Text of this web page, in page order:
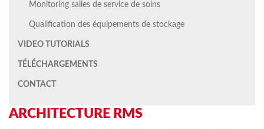
Monitoring salles de service de soins
Qualification des équipements de stockage
VIDEO TUTORIALS
TÉLÉCHARGEMENTS
CONTACT
ARCHITECTURE RMS